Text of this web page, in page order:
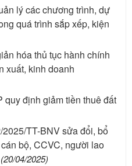
lý các chương trình, dự
quá trình sắp xếp, kiện
hóa thủ tục hành chính
xuất, kinh doanh
định giảm tiền thuê đất
TT-BNV sửa đổi, bổ
bộ, CCVC, người lao
(20/04/2025)